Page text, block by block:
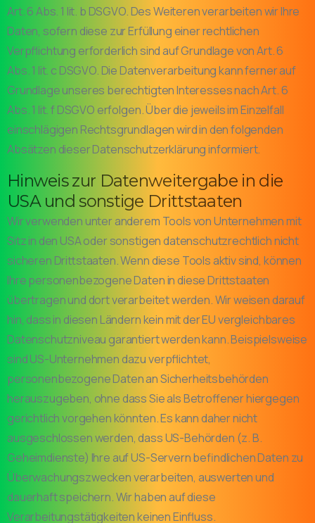
Art. 6 Abs. 1 lit. b DSGVO. Des Weiteren verarbeiten wir Ihre
Daten, sofern diese zur Erfüllung einer rechtlichen
Verpflichtung erforderlich sind auf Grundlage von Art. 6
Abs. 1 lit. c DSGVO. Die Datenverarbeitung kann ferner auf
Grundlage unseres berechtigten Interesses nach Art. 6
Abs. 1 lit. f DSGVO erfolgen. Über die jeweils im Einzelfall
einschlägigen Rechtsgrundlagen wird in den folgenden
Absätzen dieser Datenschutzerklärung informiert.
Hinweis zur Datenweitergabe in die
USA und sonstige Drittstaaten
Wir verwenden unter anderem Tools von Unternehmen mit
Sitz in den USA oder sonstigen datenschutzrechtlich nicht
sicheren Drittstaaten. Wenn diese Tools aktiv sind, können
Ihre personenbezogene Daten in diese Drittstaaten
übertragen und dort verarbeitet werden. Wir weisen darauf
hin, dass in diesen Ländern kein mit der EU vergleichbares
Datenschutzniveau garantiert werden kann. Beispielsweise
sind US-Unternehmen dazu verpflichtet,
personenbezogene Daten an Sicherheitsbehörden
herauszugeben, ohne dass Sie als Betroffener hiergegen
gerichtlich vorgehen könnten. Es kann daher nicht
ausgeschlossen werden, dass US-Behörden (z. B.
Geheimdienste) Ihre auf US-Servern befindlichen Daten zu
Überwachungszwecken verarbeiten, auswerten und
dauerhaft speichern. Wir haben auf diese
Verarbeitungstätigkeiten keinen Einfluss.